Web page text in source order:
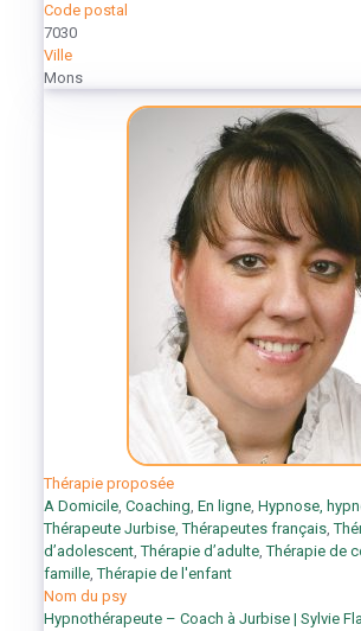
Code postal
7030
Ville
Mons
Nom du psy
Hypnothérapeute – Coach à Jurbise | Sylvie
Thérapie proposée
A Domicile, Coaching, En ligne, Hypnose,
Thérapeute Jurbise,Thérapeutes français,
d’adolescent,Thérapie d’adulte,Thérapie de
famille,Thérapie de l'enfant